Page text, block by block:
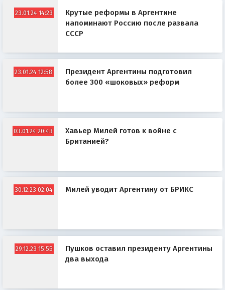
23.01.24 14:23
Крутые реформы в Аргентине
напоминают Россию после развала
СССР
23.01.24 12:58
Президент Аргентины подготовил
более 300 «шоковых» реформ
03.01.24 20:43
Хавьер Милей готов к войне с
Британией?
30.12.23 02:04 Милей уводит Аргентину от БРИКС
29.12.23 15:55
Пушков оставил президенту Аргентины
два выхода